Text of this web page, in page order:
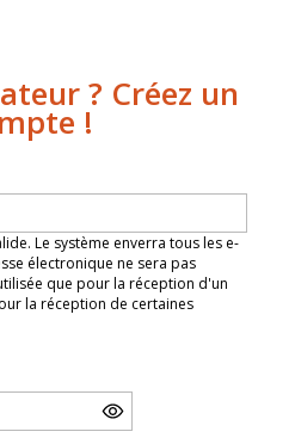
? Créez un
!
Le système enverra tous les e-
électronique ne sera pas
que pour la réception d'un
la réception de certaines